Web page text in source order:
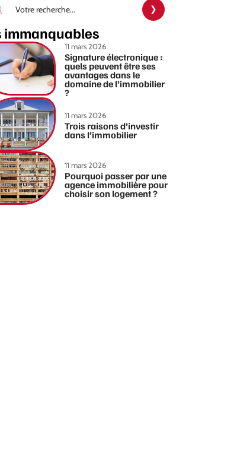
immanquables
11 mars 2026
Signature électronique :
quels peuvent être ses
avantages dans le
domaine de l’immobilier
?
11 mars 2026
Trois raisons d’investir
dans l’immobilier
11 mars 2026
Pourquoi passer par une
agence immobilière pour
choisir son logement ?